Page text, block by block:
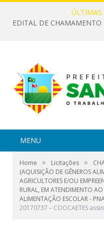
ÚLTIMAS
MENU
Home » Licitações »
(AQUISIÇÃO DE GÊNEROS
AGRICULTORES E/OU
RURAL, EM ATENDIMENTO
ALIMENTAÇÃO ESCOLAR -
20170737 – COOCAETES